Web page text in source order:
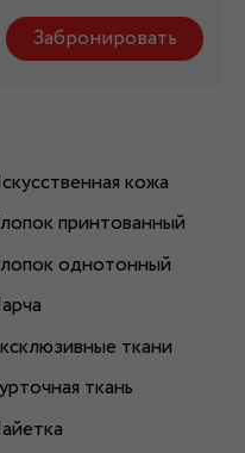
Забронировать
кожа
принтованный
однотонный
ткани
ткань